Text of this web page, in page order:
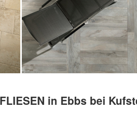
in Ebbs bei